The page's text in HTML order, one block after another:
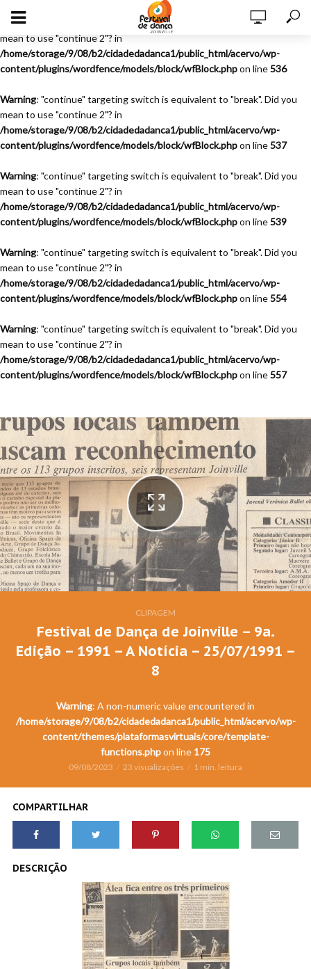
Warning
: "continue" targeting switch is equivalent to "break". Did you
mean to use "continue 2"? in
/home/storage/9/08/b2/cidadedadanca1/public_html/acervo/wp-
content/plugins/wordfence/models/block/wfBlock.phpon line536
Warning: "continue" targeting switch is equivalent to "break". Did you
mean to use "continue 2"? in
/home/storage/9/08/b2/cidadedadanca1/public_html/acervo/wp-
content/plugins/wordfence/models/block/wfBlock.phpon line537
Warning: "continue" targeting switch is equivalent to "break". Did you
mean to use "continue 2"? in
/home/storage/9/08/b2/cidadedadanca1/public_html/acervo/wp-
content/plugins/wordfence/models/block/wfBlock.phpon line539
Warning: "continue" targeting switch is equivalent to "break". Did you
mean to use "continue 2"? in
/home/storage/9/08/b2/cidadedadanca1/public_html/acervo/wp-
content/plugins/wordfence/models/block/wfBlock.phpon line554
Warning: "continue" targeting switch is equivalent to "break". Did you
mean to use "continue 2"? in
/home/storage/9/08/b2/cidadedadanca1/public_html/acervo/wp-
content/plugins/wordfence/models/block/wfBlock.phpon line557
Festival de Dança de Joinville - 9a. Edição - 1991
CLIPAGEM
Festival de Dança de Joinville – 9a.
Edição – 1991 – A Notícia – 25/07/1991 –
8
Warning: A non-numeric value encountered in
/home/storage/9/08/b2/cidadedadanca1/public_html/acervo/wp-
content/themes/plataformasvirtuais/core/template-
functions.phpon line 175
09/08/2023 23 visualizações 1 min. leitura
COMPARTILHAR
DESCRIÇÃO